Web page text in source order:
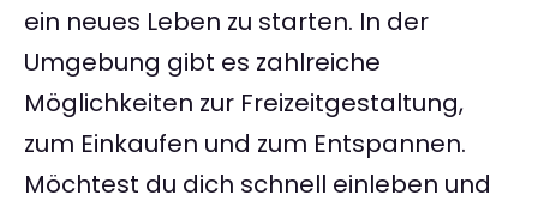
ein neues Leben zu starten. In der
Umgebung gibt es zahlreiche
Möglichkeiten zur Freizeitgestaltung,
zum Einkaufen und zum Entspannen.
Möchtest du dich schnell einleben und